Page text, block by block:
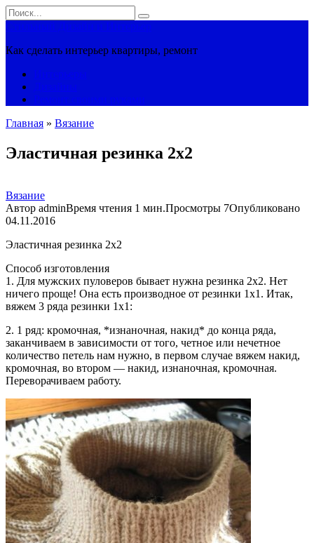
Перейти
к
Search
for:
Стильный Дизайн и Интерьер
Как сделать интерьер квартиры, ремонт
Интерьеры
Дизайны
Ремонт своими руками
Главная » Вязание
Эластичная резинка 2х2
Вязание
Автор adminВремя чтения 1 мин.Просмотры 7Опубликовано
04.11.2016
Эластичная резинка 2х2
Способ изготовления
1. Для мужских пуловеров бывает нужна резинка 2х2. Нет
ничего проще! Она есть производное от резинки 1х1. Итак,
вяжем 3 ряда резинки 1х1:
2. 1 ряд: кромочная, *изнаночная, накид* до конца ряда,
заканчиваем в зависимости от того, четное или нечетное
количество петель нам нужно, в первом случае вяжем накид,
кромочная, во втором — накид, изнаночная, кромочная.
Переворачиваем работу.